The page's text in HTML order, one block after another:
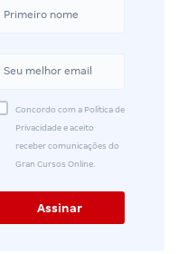
Concordo com a Política de
Privacidade e aceito
receber comunicações do
Gran Cursos Online.